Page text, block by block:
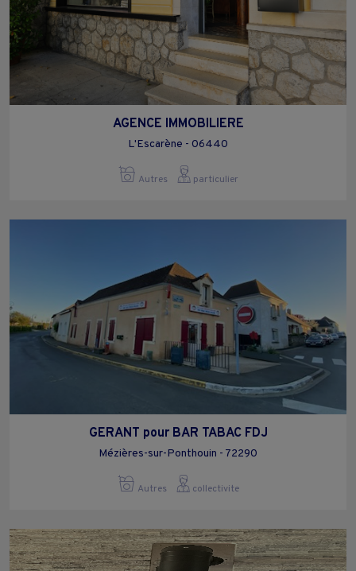
AGENCE IMMOBILIERE
L'Escarène - 06440
Autres particulier
GERANT pour BAR TABAC FDJ
Mézières-sur-Ponthouin - 72290
Autres collectivite